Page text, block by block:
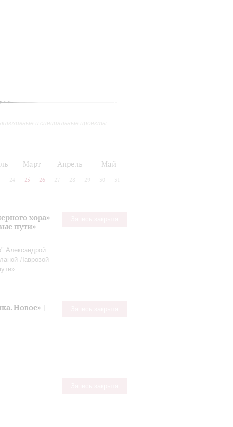
и специальные проекты
Март Апрель Май
24 25 26 27 28 29 30 31
хора»
пути»
Александрой
Лавровой
Новое» |